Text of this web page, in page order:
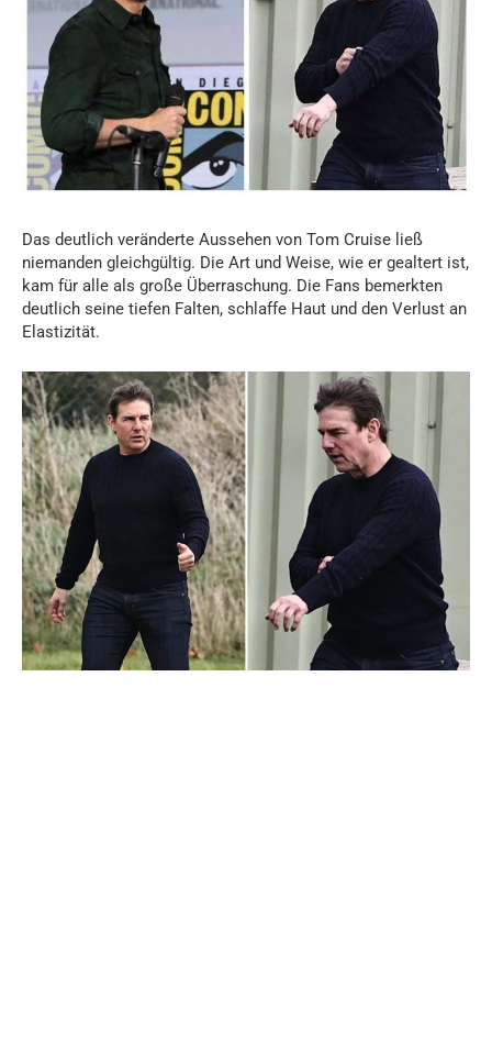
Das deutlich veränderte Aussehen von Tom Cruise ließ
niemanden gleichgültig. Die Art und Weise, wie er gealtert ist,
kam für alle als große Überraschung. Die Fans bemerkten
deutlich seine tiefen Falten, schlaffe Haut und den Verlust an
Elastizität.